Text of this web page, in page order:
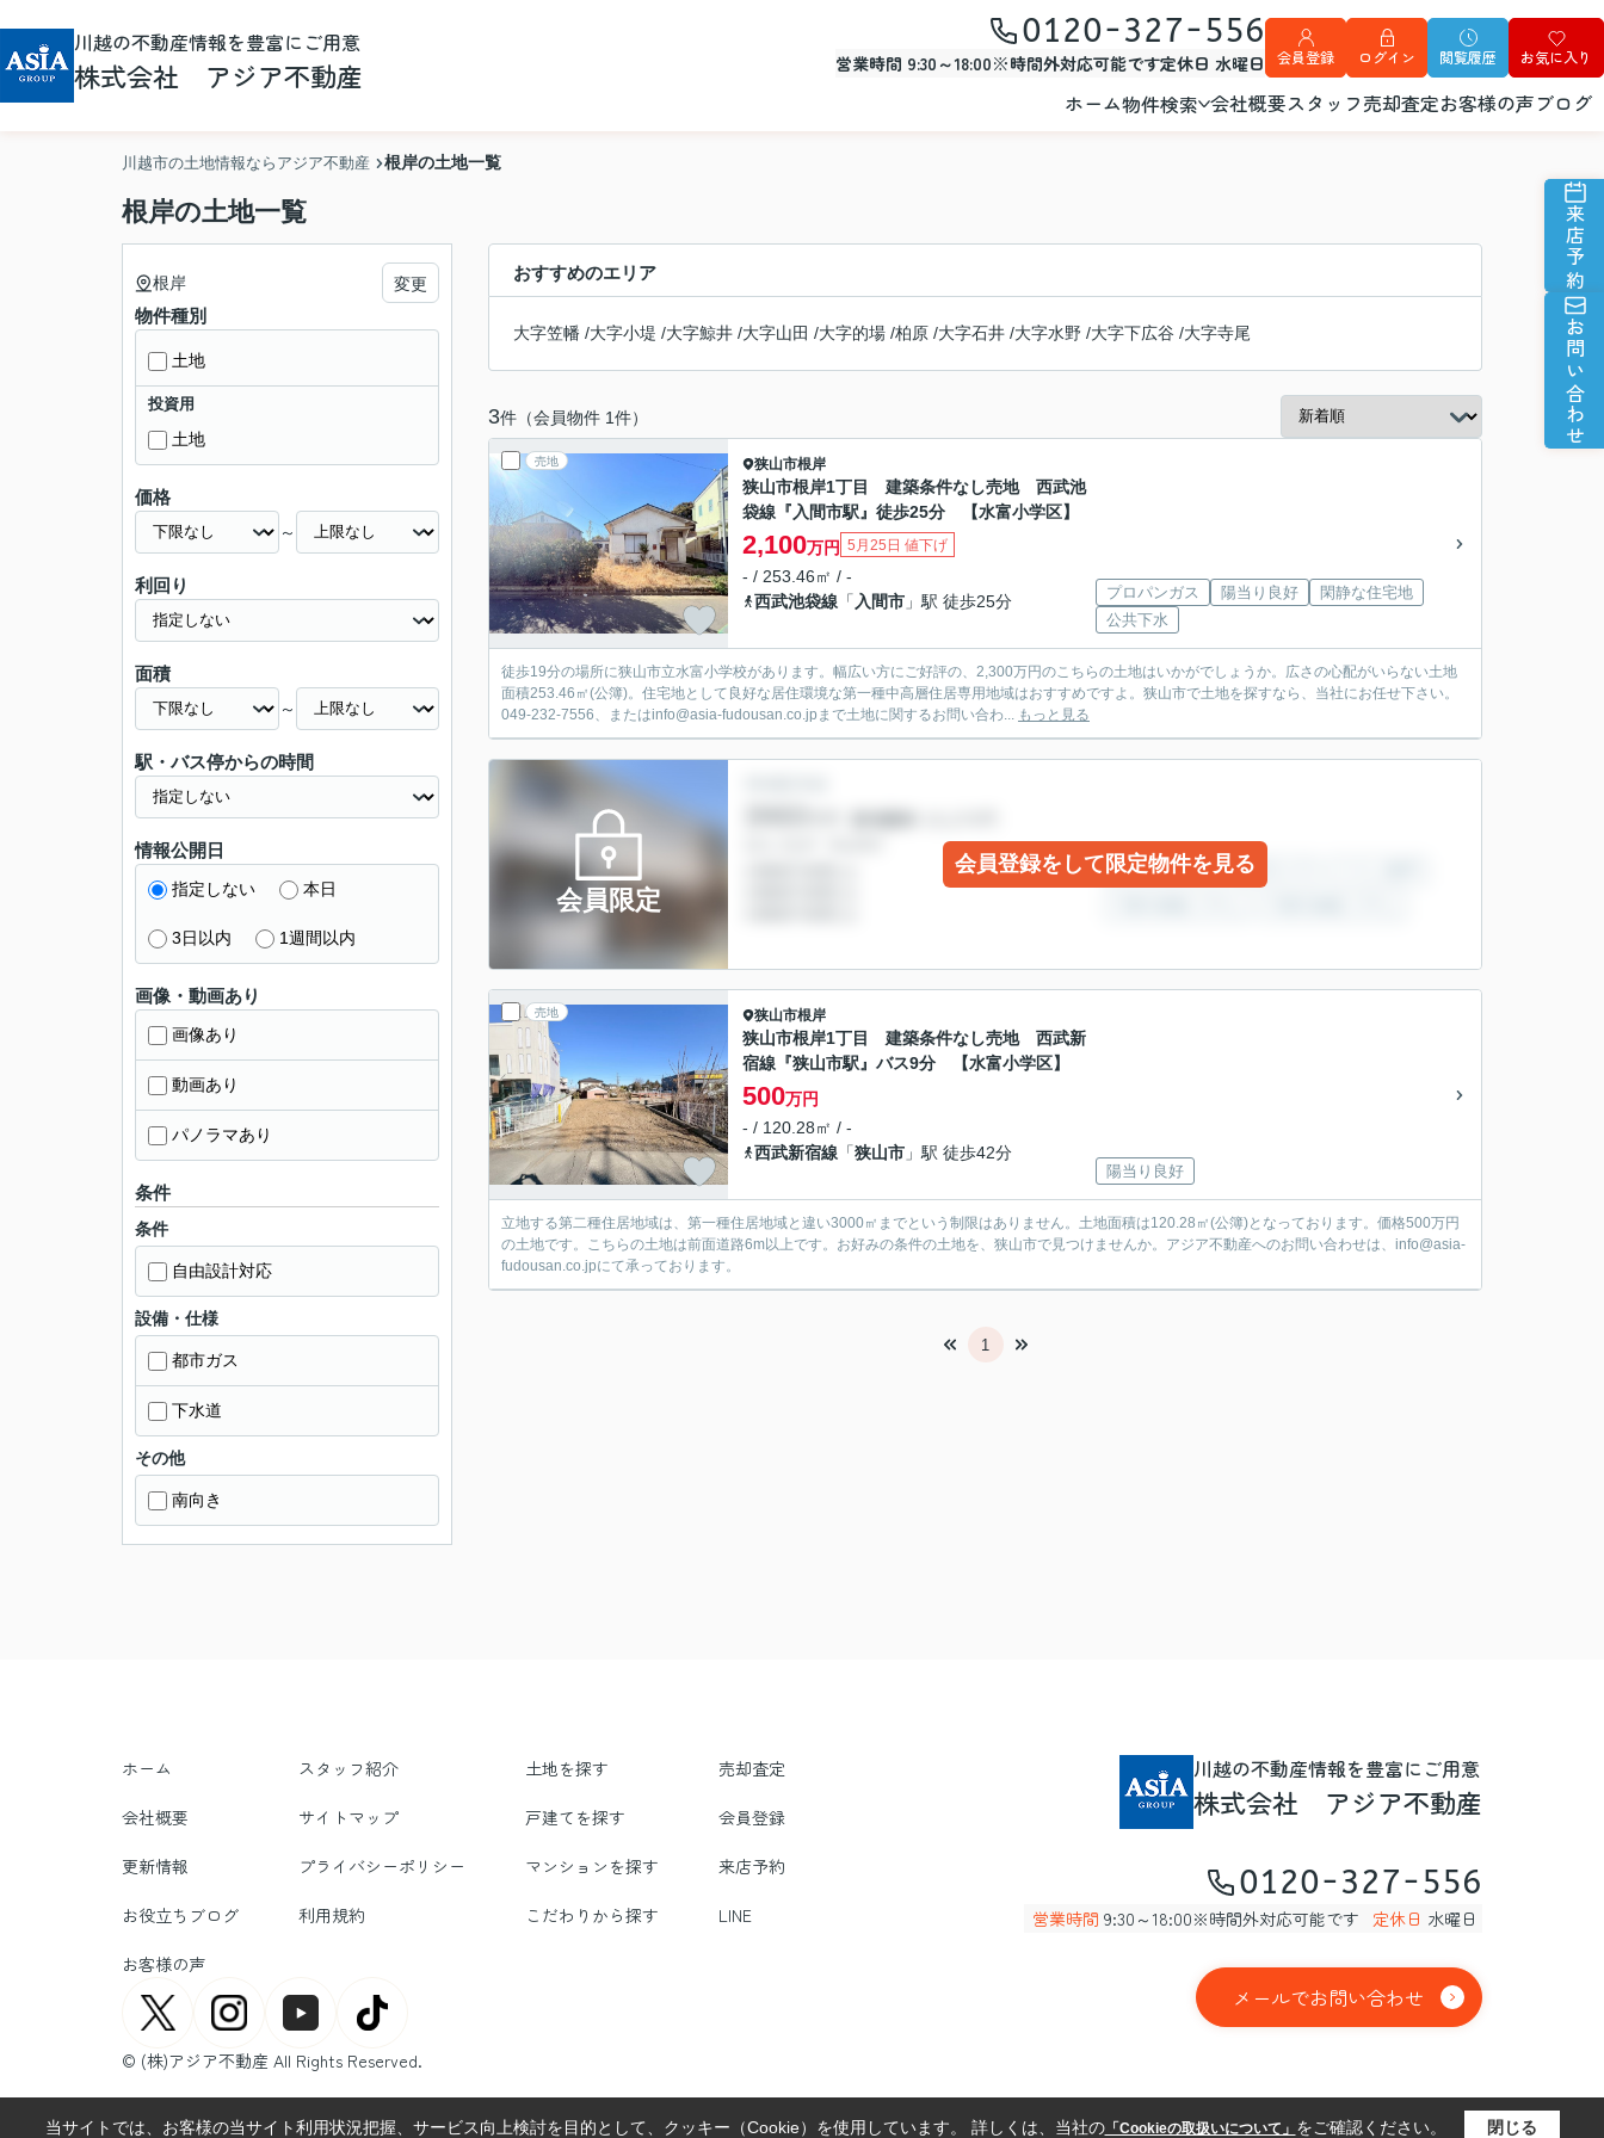
川越の不動産情報を豊富にご用意
株式会社 アジア不動産
0120-327-556
営業時間 9:30～18:00※時間外対応可能です定休日 水曜日 会員登録 ログイン 閲覧履歴 お気に入り
ホーム物件検索 会社概要スタッフ売却査定お客様の声ブログ
来店予約
お問い合わせ
川越市の土地情報ならアジア不動産 根岸の土地一覧
根岸の土地一覧
おすすめのエリア
大字笠幡 /大字小堤 /大字鯨井 /大字山田 /大字的場 /柏原 /大字石井 /大字水野 /大字下広谷 /大字寺尾
3件（会員物件 1件）
売地 狭山市根岸
狭山市根岸1丁目 建築条件なし売地 西武池
袋線『入間市駅』徒歩25分 【水富小学区】
2,100万円 5月25日 値下げ
- / 253.46㎡ / -
西武池袋線 「 入間市 」駅 徒歩25分 プロパンガス 陽当り良好
閑静な住宅地
公共下水
徒歩19分の場所に狭山市立水富小学校があります。幅広い方にご好評の、2,300万円のこちらの土地はいかがでしょうか。広さの心配がいらない土地
面積253.46㎡(公簿)。住宅地として良好な居住環境な第一種中高層住居専用地域はおすすめですよ。狭山市で土地を探すなら、当社にお任せ下さい。
049-232-7556、またはinfo@asia-fudousan.co.jpまで土地に関するお問い合わ... もっと見る
会員限定
会員登録をして限定物件を見る
売地 狭山市根岸
狭山市根岸1丁目 建築条件なし売地 西武新
宿線『狭山市駅』バス9分 【水富小学区】
500万円
- / 120.28㎡ / -
西武新宿線 「狭山市 」駅 徒歩42分
陽当り良好
立地する第二種住居地域は、第一種住居地域と違い3000㎡までという制限はありません。土地面積は120.28㎡(公簿)となっております。価格500万円
の土地です。こちらの土地は前面道路6m以上です。お好みの条件の土地を、狭山市で見つけませんか。アジア不動産へのお問い合わせは、info@asia-
fudousan.co.jpにて承っております。
1
根岸 変更
物件種別
土地
投資用
土地
価格
～
利回り
面積
～
駅・バス停からの時間
情報公開日
指定しない 本日
3日以内 1週間以内
画像・動画あり
画像あり
動画あり
パノラマあり
条件
条件
自由設計対応
設備・仕様
都市ガス
下水道
その他
南向き
ホーム スタッフ紹介 土地を探す 売却査定
会社概要 サイトマップ 戸建てを探す 会員登録
更新情報 プライバシーポリシー マンションを探す 来店予約
お役立ちブログ 利用規約 こだわりから探す LINE
お客様の声
© (株)アジア不動産 All Rights Reserved.
川越の不動産情報を豊富にご用意
株式会社 アジア不動産
0120-327-556
営業時間 9:30～18:00※時間外対応可能です 定休日 水曜日
メールでお問い合わせ
当サイトでは、お客様の当サイト利用状況把握、サービス向上検討を目的として、クッキー（Cookie）を使用しています。 詳しくは、当社の「Cookieの取扱いについて」 をご確認ください。 閉じる